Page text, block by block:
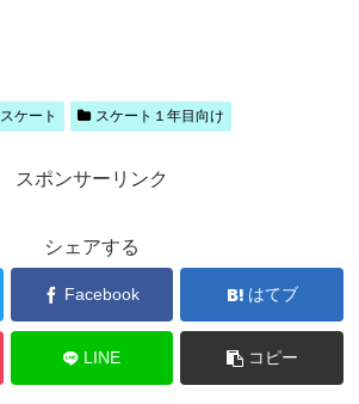
スケート スケート１年目向け
スポンサーリンク
シェアする
Facebook はてブ
LINE コピー